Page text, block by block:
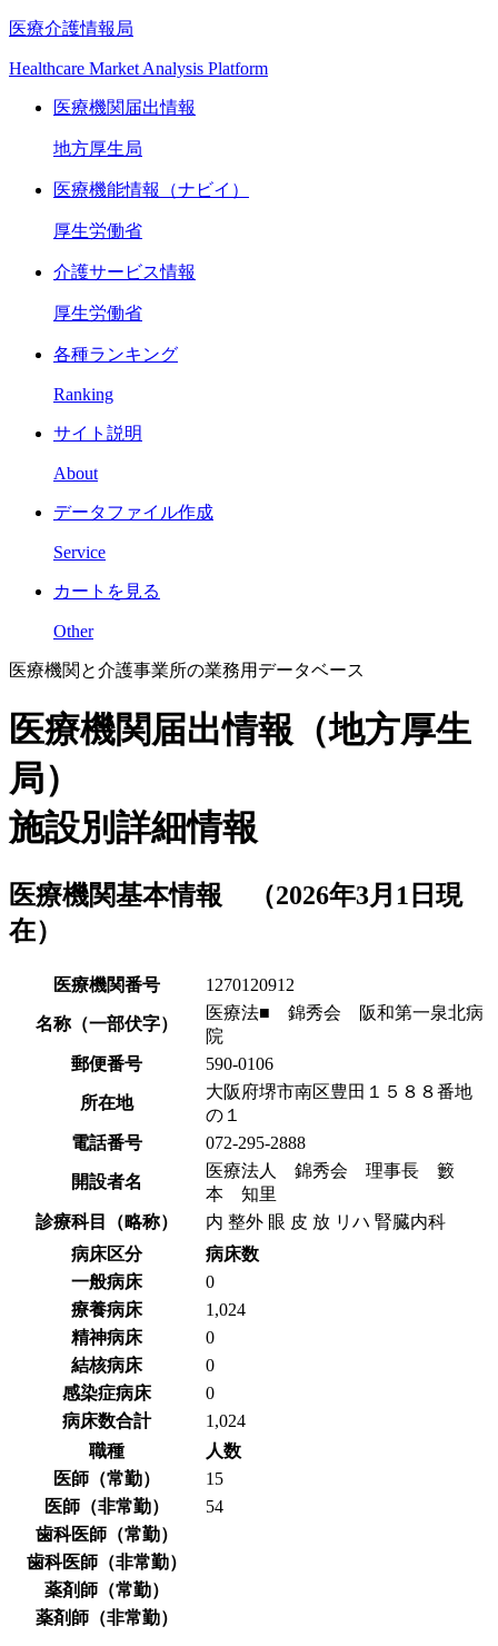
医療介護情報局
Healthcare Market Analysis Platform
医療機関届出情報
地方厚生局
医療機能情報（ナビイ）
厚生労働省
介護サービス情報
厚生労働省
各種ランキング
Ranking
サイト説明
About
データファイル作成
Service
カートを見る
Other
医療機関と介護事業所の業務用データベース
医療機関届出情報（地方厚生
局）
施設別詳細情報
医療機関基本情報 （2026年3月1日現
在）
医療機関番号 1270120912
名称（一部伏字）
医療法■ 錦秀会 阪和第一泉北病
院
郵便番号
590-0106
所在地
大阪府堺市南区豊田１５８８番地
の１
電話番号
072-295-2888
開設者名
医療法人 錦秀会 理事長 籔
本 知里
診療科目（略称）
内 整外 眼 皮 放 リハ 腎臓内科
病床区分
病床数
一般病床
0
療養病床
1,024
精神病床
0
結核病床
0
感染症病床
0
病床数合計
1,024
職種
人数
医師（常勤）
15
医師（非常勤）
54
歯科医師（常勤）
歯科医師（非常勤）
薬剤師（常勤）
薬剤師（非常勤）